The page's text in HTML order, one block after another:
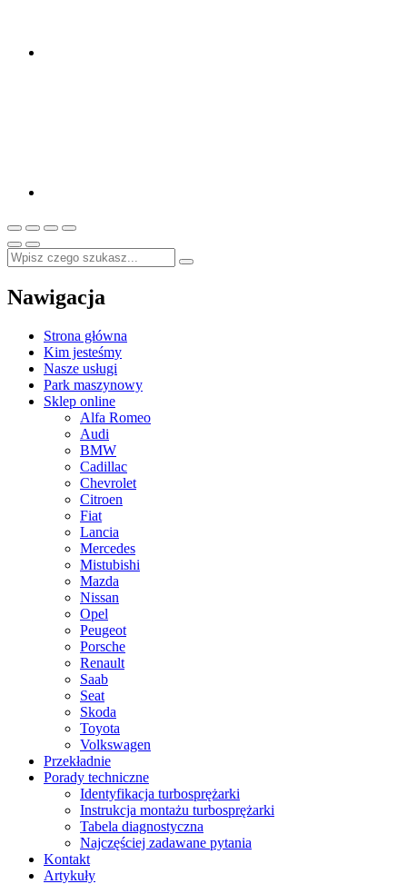
Nawigacja
Strona główna
Kim jesteśmy
Nasze usługi
Park maszynowy
Sklep online
Alfa Romeo
Audi
BMW
Cadillac
Chevrolet
Citroen
Fiat
Lancia
Mercedes
Mistubishi
Mazda
Nissan
Opel
Peugeot
Porsche
Renault
Saab
Seat
Skoda
Toyota
Volkswagen
Przekładnie
Porady techniczne
Identyfikacja turbosprężarki
Instrukcja montażu turbosprężarki
Tabela diagnostyczna
Najczęściej zadawane pytania
Kontakt
Artykuły